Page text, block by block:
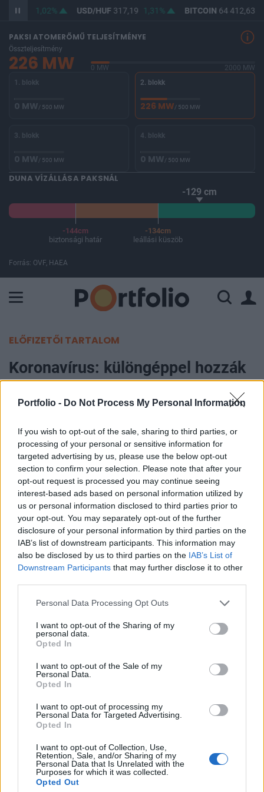
Portfolio - Do Not Process My Personal Information
If you wish to opt-out of the sale, sharing to third parties, or
processing of your personal or sensitive information for
targeted advertising by us, please use the below opt-out
section to confirm your selection. Please note that after your
opt-out request is processed you may continue seeing
interest-based ads based on personal information utilized by
us or personal information disclosed to third parties prior to
your opt-out. You may separately opt-out of the further
disclosure of your personal information by third parties on the
IAB’s list of downstream participants. This information may
also be disclosed by us to third parties on the IAB’s List of
Downstream Participants that may further disclose it to other
Personal Data Processing Opt Outs
I want to opt-out of the Sharing of my
personal data.
Opted In
I want to opt-out of the Sale of my
Personal Data.
Opted In
I want to opt-out of processing my
Personal Data for Targeted Advertising.
Opted In
I want to opt-out of Collection, Use,
Retention, Sale, and/or Sharing of my
Personal Data that Is Unrelated with the
Purposes for which it was collected.
Opted Out
365,43 1,02% USD/HUF317,19 1,31% BITCOIN 64 412,63
PAKSI ATOMERŐMŰ TELJESÍTMÉNYE
Összteljesítmény
226 MW 0 MW
2000 MW
1. blokk
0 MW/ 500 MW
2. blokk
226 MW/ 500 MW
3. blokk
0 MW/ 500 MW
4. blokk
0 MW/ 500 MW
DUNA VÍZÁLLÁSA PAKSNÁL
-129 cm
-144cm
biztonsági határ
-134cm
leállási küszöb
Forrás: OVF, HAEA
ELŐFIZETŐI TARTALOM
Koronavírus: különgéppel hozzák
haza a magyarokat Amerikából is
2020. március 27. 19:47
Két különrepülőgép megy az Észak-Amerikában
rekedt magyarokért a jövő héten - jelentette be a
külgazdasági és külügyminiszter péntek este a
közösségi oldalán. Szijjártó Péter azt kérte, aki
szeretne a különrepülőkkel hazatérni
Magyarországra, regisztráljon a
külképviseleteknél.
napban a külképviseletek segítségével 667-en haza tudtak
térni. Tekintettel az Egyesült Államokban és Kanadában
rekedt magyarok nagy számára, és arra, hogy gyakorlatilag
nem lehet menetrend szerinti légi járattal haza térni, úgy
döntöttek, két mentőjáratot, két külön...
KEDVES OLVASÓNK!
A keresett cikk a portfolio.hu hírarchívumához
regisztrációhoz kötött.
Az előfizetés a következőket tartalmazza:
Portfolio.hu teljes cikkarchívum